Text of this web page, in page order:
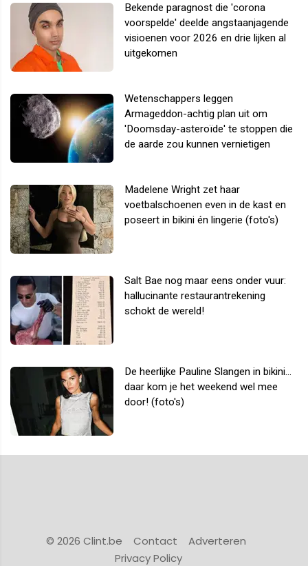
Bekende paragnost die 'corona
voorspelde' deelde angstaanjagende
visioenen voor 2026 en drie lijken al
uitgekomen
Wetenschappers leggen
Armageddon-achtig plan uit om
'Doomsday-asteroïde' te stoppen die
de aarde zou kunnen vernietigen
Madelene Wright zet haar
voetbalschoenen even in de kast en
poseert in bikini én lingerie (foto's)
Salt Bae nog maar eens onder vuur:
hallucinante restaurantrekening
schokt de wereld!
De heerlijke Pauline Slangen in bikini...
daar kom je het weekend wel mee
door! (foto's)
© 2026 Clint.be Contact
Adverteren
Privacy Policy